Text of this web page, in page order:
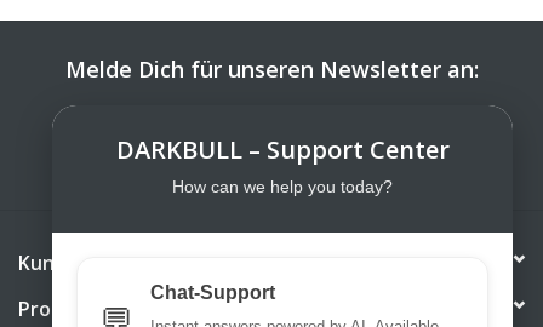
Melde Dich für unseren Newsletter an:
Kundendienst
Produkte
DARKBULL – Support Center
How can we help you today?
Chat-Support